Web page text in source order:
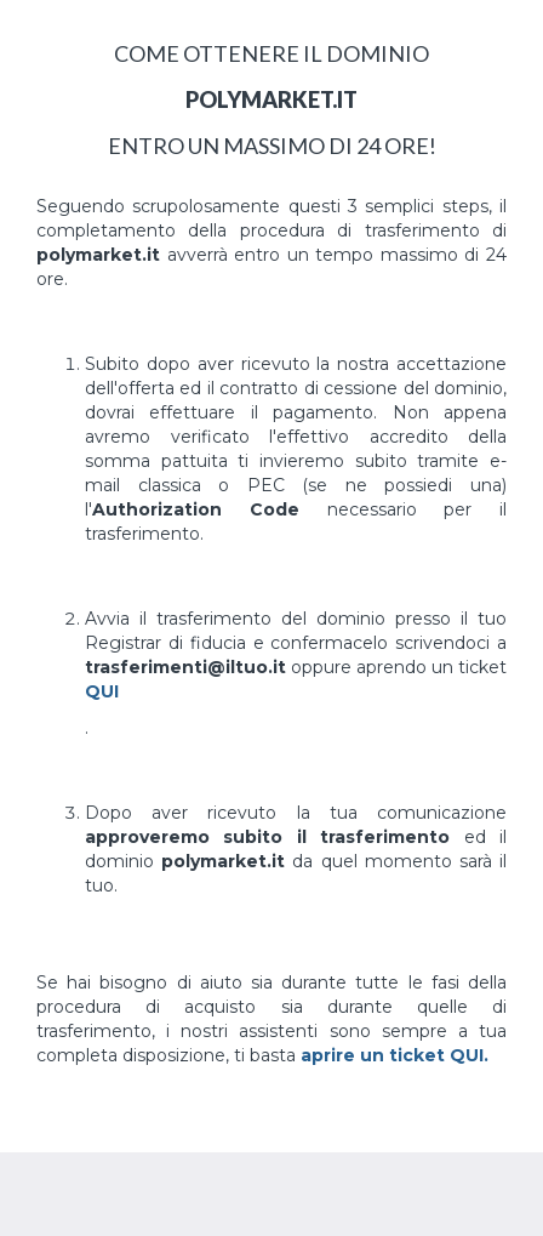
COME OTTENERE IL DOMINIO
POLYMARKET.IT
ENTRO UN MASSIMO DI 24 ORE!
Seguendo scrupolosamente questi 3 semplici steps, il
completamento della procedura di trasferimento di
polymarket.it avverrà entro un tempo massimo di 24
ore.
Subito dopo aver ricevuto la nostra accettazione
dell'offerta ed il contratto di cessione del dominio,
dovrai effettuare il pagamento. Non appena
avremo verificato l'effettivo accredito della
somma pattuita ti invieremo subito tramite e-
mail classica o PEC (se ne possiedi una)
l'Authorization Code necessario per il
trasferimento.
Avvia il trasferimento del dominio presso il tuo
Registrar di fiducia e confermacelo scrivendoci a
trasferimenti@iltuo.it oppure aprendo un ticket
QUI
.
Dopo aver ricevuto la tua comunicazione
approveremo subito il trasferimento ed il
dominio polymarket.it da quel momento sarà il
tuo.
Se hai bisogno di aiuto sia durante tutte le fasi della
procedura di acquisto sia durante quelle di
trasferimento, i nostri assistenti sono sempre a tua
completa disposizione, ti basta aprire un ticket QUI.